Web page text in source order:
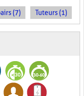
(7) Tuteurs (1)